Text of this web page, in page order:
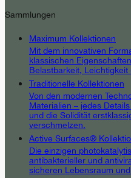
Sammlungen
Maximum Kollektionen
Mit dem innovativen
klassischen
Belastbarkeit,
Traditionelle Kollektionen
Von den modernen
Materialien – jedes
und die Solidität
verschmelzen.
Active Surfaces®
Die einzigen
antibakterieller und
sicheren Lebensraum